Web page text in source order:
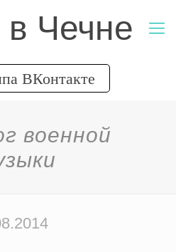
Чечне
ВКонтакте
военной